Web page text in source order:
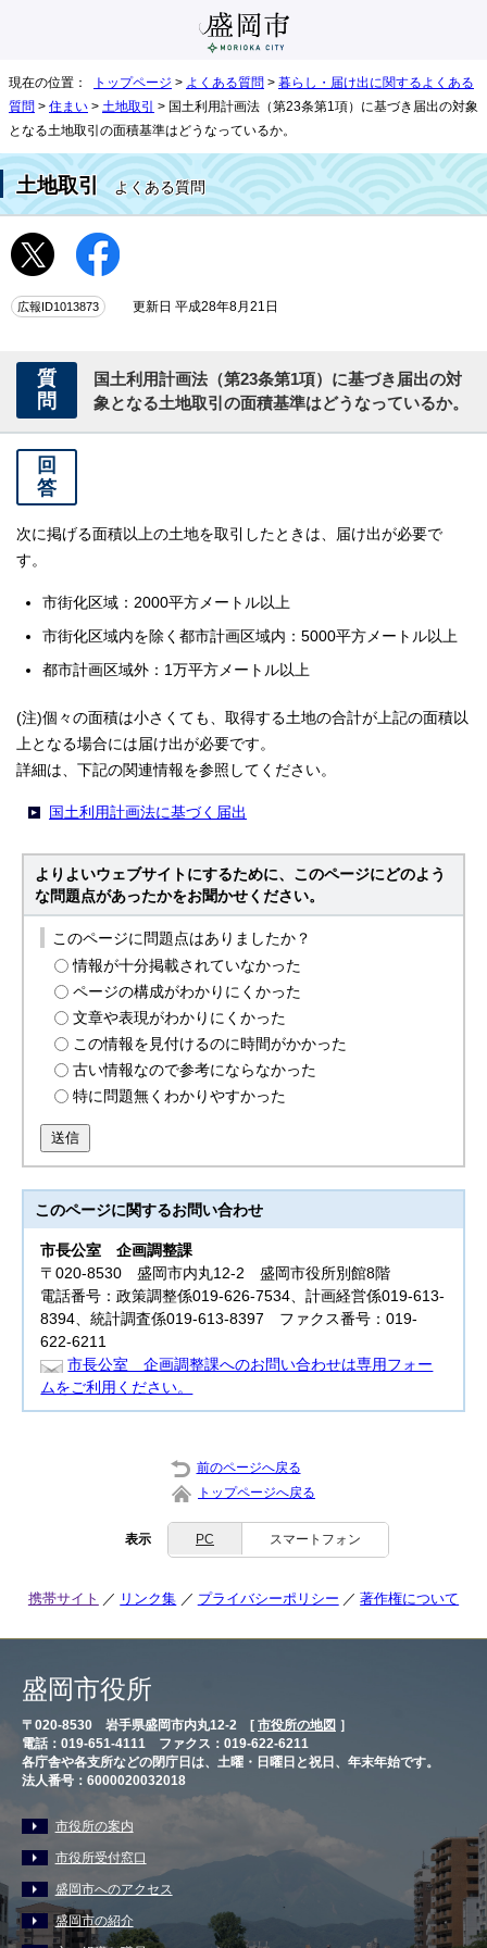
現在の位置： トップページ > よくある質問 > 暮らし・届け出に関するよくある
質問 > 住まい > 土地取引 > 国土利用計画法（第23条第1項）に基づき届出の対象
となる土地取引の面積基準はどうなっているか。
土地取引 よくある質問
広報ID1013873 更新日 平成28年8月21日
質
問
国土利用計画法（第23条第1項）に基づき届出の対
象となる土地取引の面積基準はどうなっているか。
回
答
次に掲げる面積以上の土地を取引したときは、届け出が必要で
す。
市街化区域：2000平方メートル以上
市街化区域内を除く都市計画区域内：5000平方メートル以上
都市計画区域外：1万平方メートル以上
(注)個々の面積は小さくても、取得する土地の合計が上記の面積以
上となる場合には届け出が必要です。
詳細は、下記の関連情報を参照してください。
国土利用計画法に基づく届出
よりよいウェブサイトにするために、このページにどのよう
な問題点があったかをお聞かせください。
このページに問題点はありましたか？
情報が十分掲載されていなかった
ページの構成がわかりにくかった
文章や表現がわかりにくかった
この情報を見付けるのに時間がかかった
古い情報なので参考にならなかった
特に問題無くわかりやすかった
送信
このページに関するお問い合わせ
市長公室企画調整課
〒020-8530 盛岡市内丸12-2 盛岡市役所別館8階
電話番号：政策調整係019-626-7534、計画経営係019-613-
8394、統計調査係019-613-8397 ファクス番号：019-
622-6211
市長公室 企画調整課へのお問い合わせは専用フォー
ムをご利用ください。
前のページへ戻る
トップページへ戻る
表示 PC スマートフォン
携帯サイト リンク集 プライバシーポリシー 著作権について
盛岡市役所
〒020-8530 岩手県盛岡市内丸12-2 [ 市役所の地図 ］
電話：019-651-4111 ファクス：019-622-6211
各庁舎や各支所などの閉庁日は、土曜・日曜日と祝日、年末年始です。
法人番号：6000020032018
市役所の案内
市役所受付窓口
盛岡市へのアクセス
盛岡市の紹介